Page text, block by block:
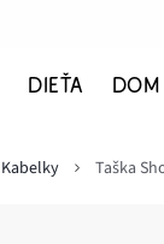
DIEŤA DOM
Kabelky Taška